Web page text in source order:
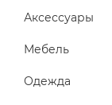
Аксессуары
Мебель
Одежда